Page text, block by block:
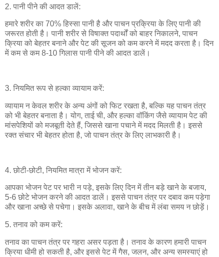
2. पानी पीने की आदत डालें:
हमारे शरीर का 70% हिस्सा पानी है और पाचन प्रक्रिया के लिए पानी की
जरूरत होती है। पानी शरीर से विषाक्त पदार्थों को बाहर निकालने, पाचन
क्रिया को बेहतर बनाने और पेट की सूजन को कम करने में मदद करता है। दिन
में कम से कम 8-10 गिलास पानी पीने की आदत डालें।
3. नियमित रूप से हल्का व्यायाम करें:
व्यायाम न केवल शरीर के अन्य अंगों को फिट रखता है, बल्कि यह पाचन तंत्र
को भी बेहतर बनाता है। योग, ताई ची, और हल्का वॉकिंग जैसे व्यायाम पेट की
मांसपेशियों को मजबूती देते हैं, जिससे खाना पचाने में मदद मिलती है। इससे
रक्त संचार भी बेहतर होता है, जो पाचन तंत्र के लिए लाभकारी है।
4. छोटी-छोटी, नियमित मात्रा में भोजन करें:
आपका भोजन पेट पर भारी न पड़े, इसके लिए दिन में तीन बड़े खाने के बजाय,
5-6 छोटे भोजन करने की आदत डालें। इससे पाचन तंत्र पर दबाव कम पड़ेगा
और खाना अच्छे से पचेगा। इसके अलावा, खाने के बीच में लंबा समय न छोड़ें।
5. तनाव को कम करें:
तनाव का पाचन तंत्र पर गहरा असर पड़ता है। तनाव के कारण हमारी पाचन
क्रिया धीमी हो सकती है, और इससे पेट में गैस, जलन, और अन्य समस्याएं हो